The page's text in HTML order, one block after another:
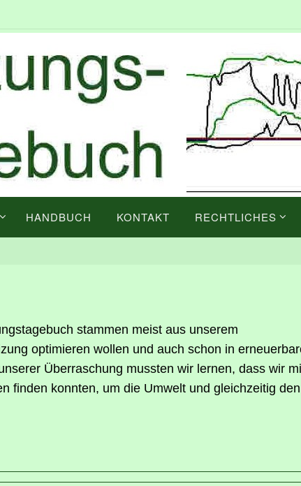
HANDBUCH KONTAKT RECHTLICHES
stammen meist aus unserem
optimieren wollen und auch schon in
Überraschung mussten wir lernen, dass wir
finden konnten, um die Umwelt und gleichzeitig den